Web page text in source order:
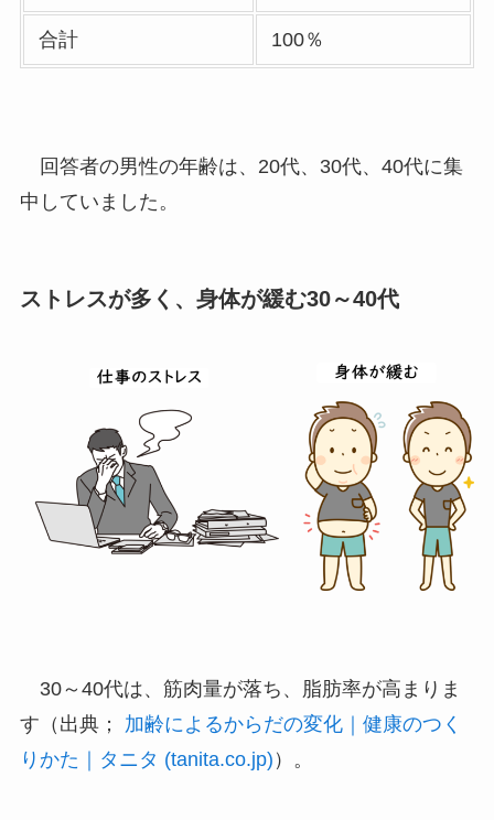
合計 100％
回答者の男性の年齢は、20代、30代、40代に集
中していました。
ストレスが多く、身体が緩む30～40代
30～40代は、筋肉量が落ち、脂肪率が高まりま
す（出典； 加齢によるからだの変化｜健康のつく
りかた｜タニタ (tanita.co.jp) ）。